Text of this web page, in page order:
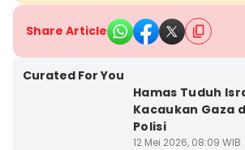
Share Article
Curated For You
Hamas Tuduh
Kacaukan Gaza
Polisi
12 Mei 2026, 08:09 WIB